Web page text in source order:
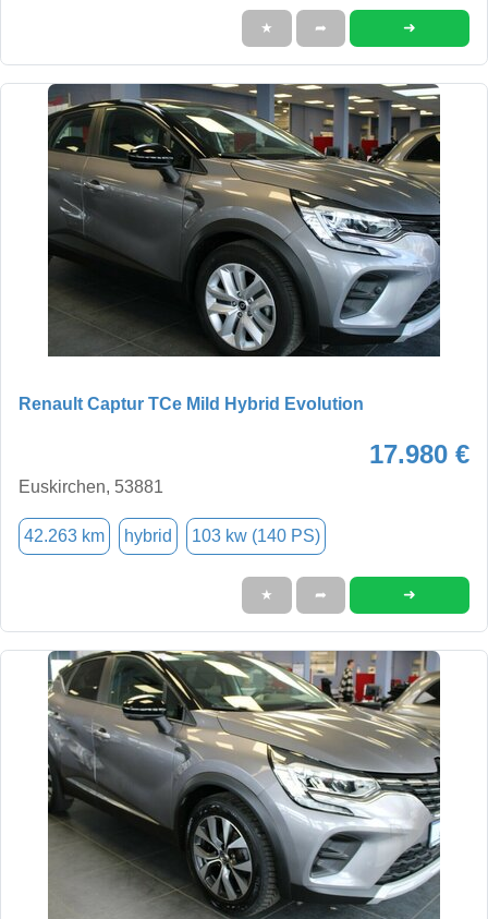
★ ➦ ➜
Renault Captur TCe Mild Hybrid Evolution
17.980 €
Euskirchen, 53881
42.263 km hybrid 103 kw (140 PS)
★ ➦ ➜